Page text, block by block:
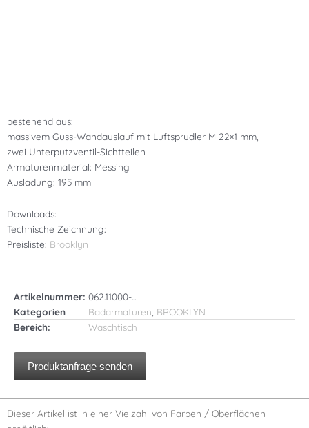
bestehend aus:
massivem Guss-Wandauslauf mit Luftsprudler M 22×1 mm,
zwei Unterputzventil-Sichtteilen
Armaturenmaterial: Messing
Ausladung: 195 mm
Downloads:
Technische Zeichnung:
Preisliste: Brooklyn
Artikelnummer: 062.11000-...
Kategorien
Badarmaturen BROOKLYN
Bereich:
Waschtisch
Produktanfrage senden
Dieser Artikel ist in einer Vielzahl von Farben / Oberflächen